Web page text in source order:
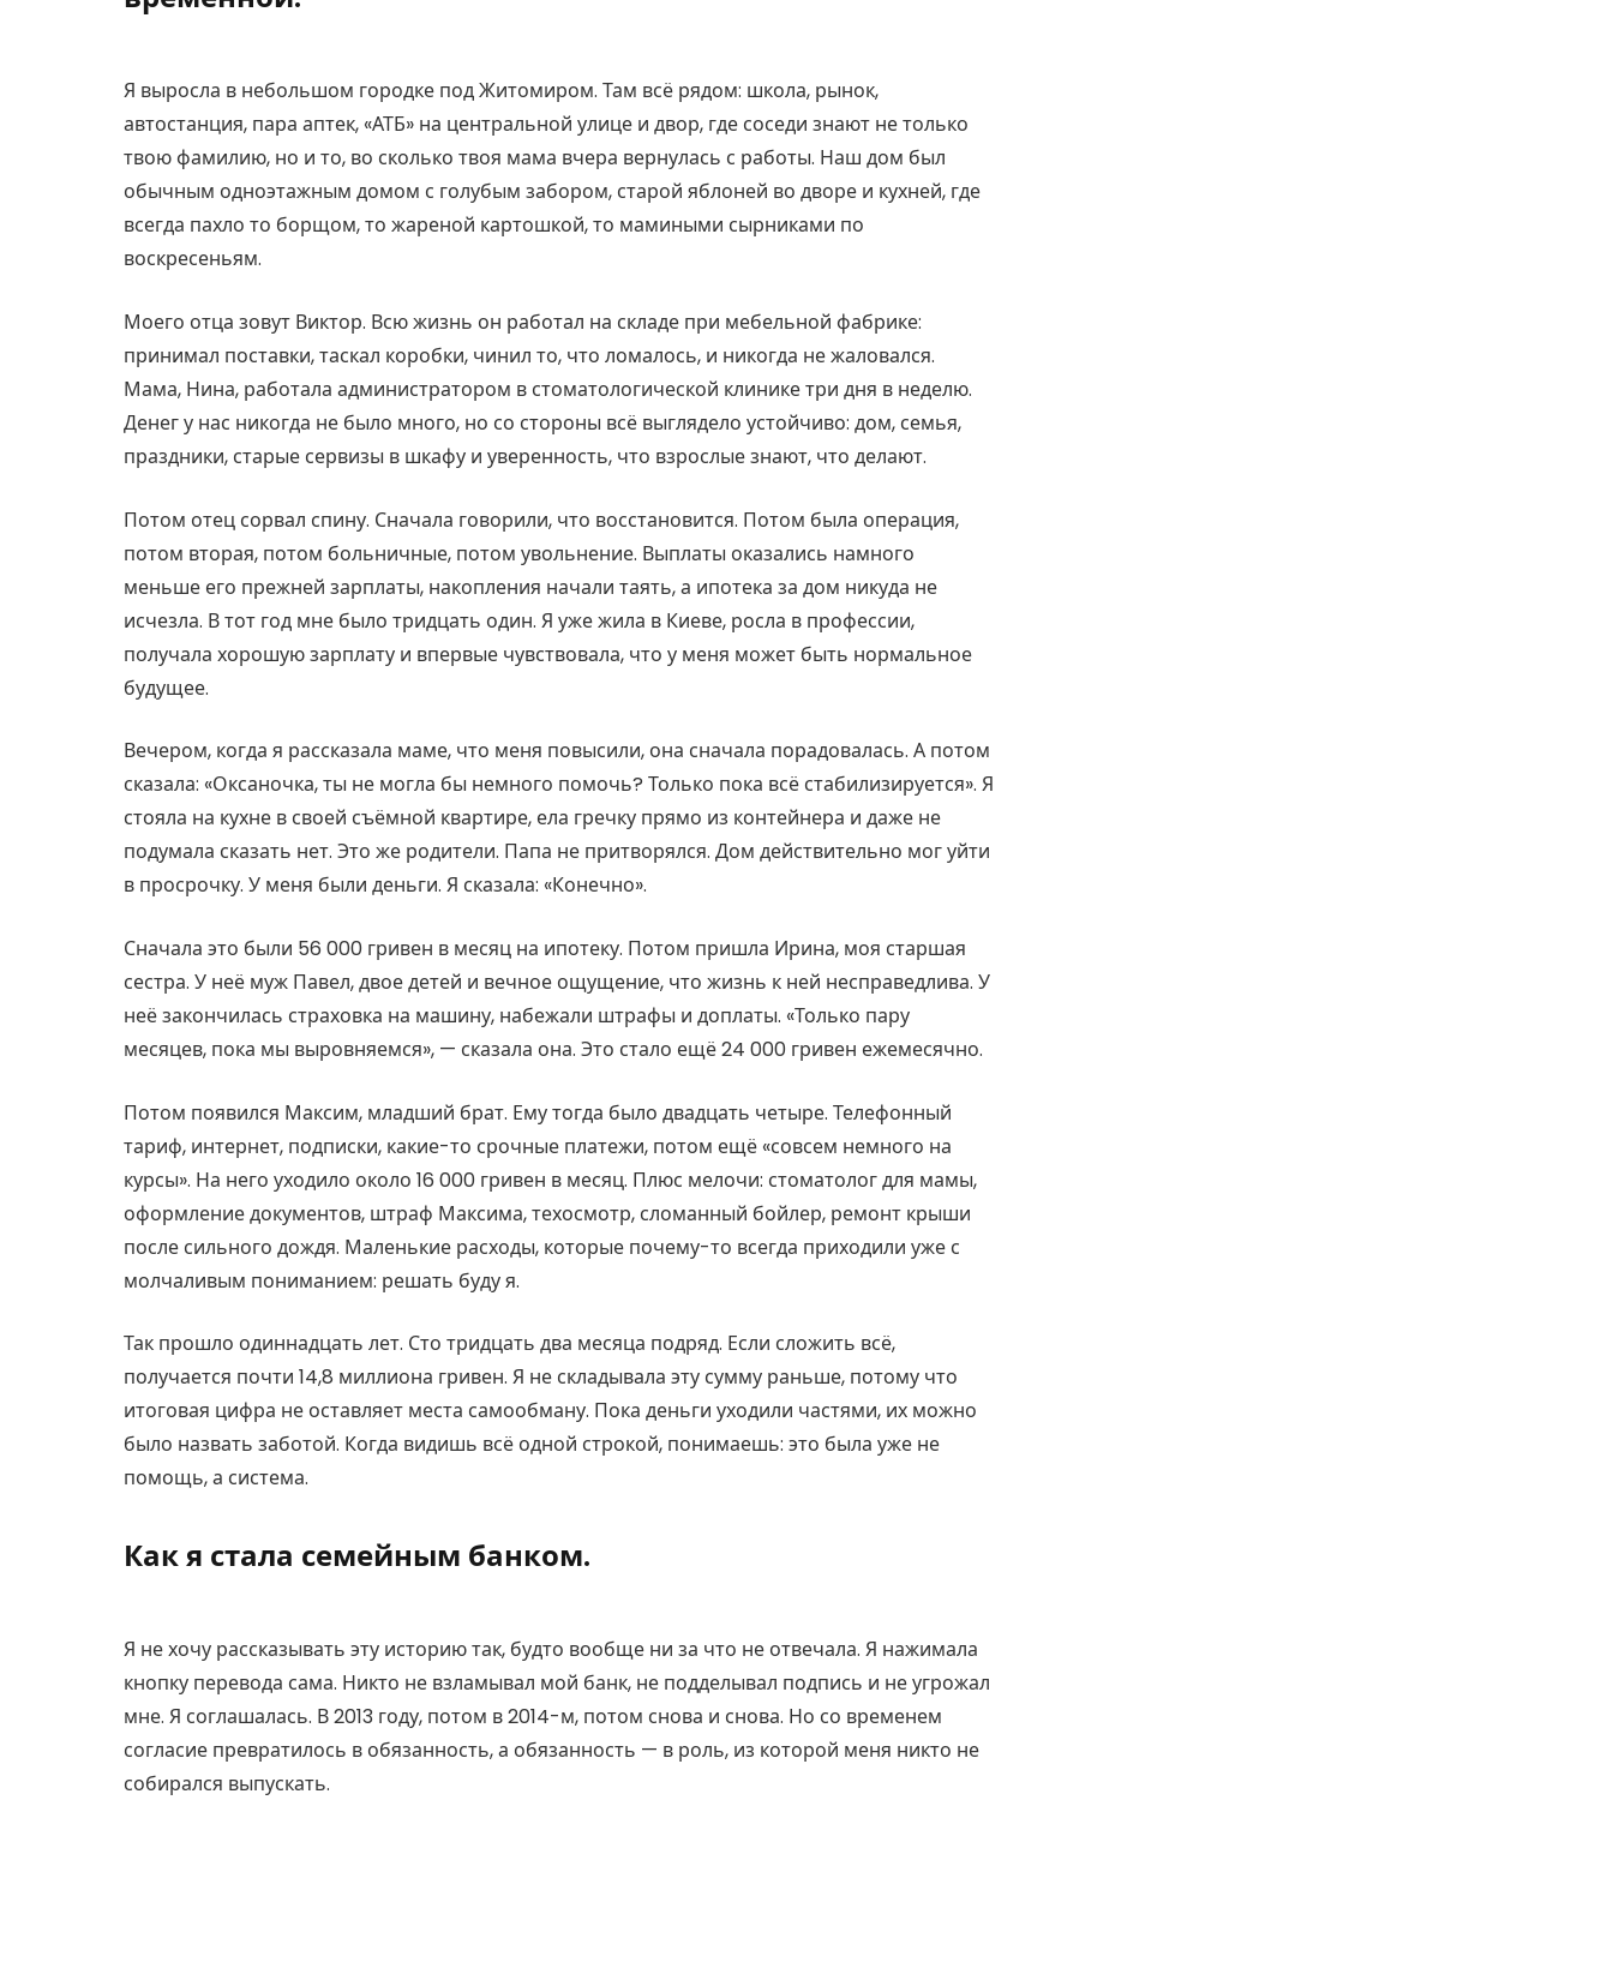
Я выросла в небольшом городке под Житомиром. Там всё рядом: школа, рынок,
автостанция, пара аптек, «АТБ» на центральной улице и двор, где соседи знают не только
твою фамилию, но и то, во сколько твоя мама вчера вернулась с работы. Наш дом был
обычным одноэтажным домом с голубым забором, старой яблоней во дворе и кухней, где
всегда пахло то борщом, то жареной картошкой, то мамиными сырниками по
воскресеньям.
Моего отца зовут Виктор. Всю жизнь он работал на складе при мебельной фабрике:
принимал поставки, таскал коробки, чинил то, что ломалось, и никогда не жаловался.
Мама, Нина, работала администратором в стоматологической клинике три дня в неделю.
Денег у нас никогда не было много, но со стороны всё выглядело устойчиво: дом, семья,
праздники, старые сервизы в шкафу и уверенность, что взрослые знают, что делают.
Потом отец сорвал спину. Сначала говорили, что восстановится. Потом была операция,
потом вторая, потом больничные, потом увольнение. Выплаты оказались намного
меньше его прежней зарплаты, накопления начали таять, а ипотека за дом никуда не
исчезла. В тот год мне было тридцать один. Я уже жила в Киеве, росла в профессии,
получала хорошую зарплату и впервые чувствовала, что у меня может быть нормальное
будущее.
Вечером, когда я рассказала маме, что меня повысили, она сначала порадовалась. А потом
сказала: «Оксаночка, ты не могла бы немного помочь? Только пока всё стабилизируется». Я
стояла на кухне в своей съёмной квартире, ела гречку прямо из контейнера и даже не
подумала сказать нет. Это же родители. Папа не притворялся. Дом действительно мог уйти
в просрочку. У меня были деньги. Я сказала: «Конечно».
Сначала это были 56 000 гривен в месяц на ипотеку. Потом пришла Ирина, моя старшая
сестра. У неё муж Павел, двое детей и вечное ощущение, что жизнь к ней несправедлива. У
неё закончилась страховка на машину, набежали штрафы и доплаты. «Только пару
месяцев, пока мы выровняемся», — сказала она. Это стало ещё 24 000 гривен ежемесячно.
Потом появился Максим, младший брат. Ему тогда было двадцать четыре. Телефонный
тариф, интернет, подписки, какие-то срочные платежи, потом ещё «совсем немного на
курсы». На него уходило около 16 000 гривен в месяц. Плюс мелочи: стоматолог для мамы,
оформление документов, штраф Максима, техосмотр, сломанный бойлер, ремонт крыши
после сильного дождя. Маленькие расходы, которые почему-то всегда приходили уже с
молчаливым пониманием: решать буду я.
Так прошло одиннадцать лет. Сто тридцать два месяца подряд. Если сложить всё,
получается почти 14,8 миллиона гривен. Я не складывала эту сумму раньше, потому что
итоговая цифра не оставляет места самообману. Пока деньги уходили частями, их можно
было назвать заботой. Когда видишь всё одной строкой, понимаешь: это была уже не
помощь, а система.
Как я стала семейным банком.
Я не хочу рассказывать эту историю так, будто вообще ни за что не отвечала. Я нажимала
кнопку перевода сама. Никто не взламывал мой банк, не подделывал подпись и не угрожал
мне. Я соглашалась. В 2013 году, потом в 2014-м, потом снова и снова. Но со временем
согласие превратилось в обязанность, а обязанность — в роль, из которой меня никто не
собирался выпускать.